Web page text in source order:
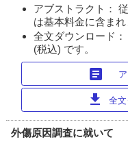
アブストラクト：
は基本料金に含まれ
全文ダウンロード
(税込) です。
article
download 全
外傷原因調査に就いて